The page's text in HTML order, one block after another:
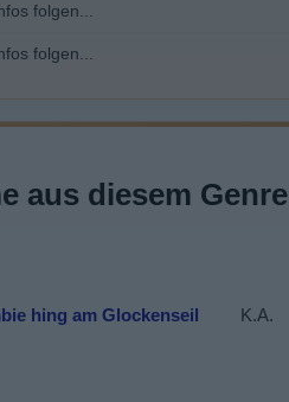
folgen...
folgen...
aus diesem Genre
hing am Glockenseil K.A.